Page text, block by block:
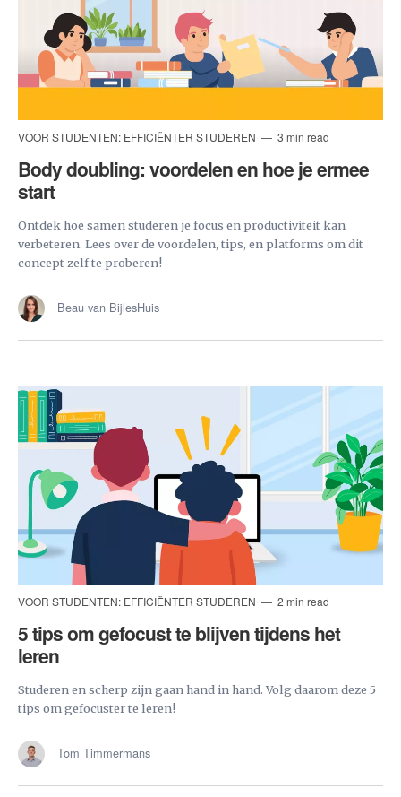
VOOR STUDENTEN: EFFICIËNTER STUDEREN 3 min read
Body doubling: voordelen en hoe je ermee
start
Ontdek hoe samen studeren je focus en productiviteit kan
verbeteren. Lees over de voordelen, tips, en platforms om dit
concept zelf te proberen!
Beau van BijlesHuis
VOOR STUDENTEN: EFFICIËNTER STUDEREN 2 min read
5 tips om gefocust te blijven tijdens het
leren
Studeren en scherp zijn gaan hand in hand. Volg daarom deze 5
tips om gefocuster te leren!
Tom Timmermans